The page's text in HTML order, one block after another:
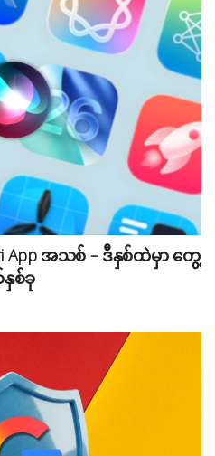
App အသစ် – ဒီနှစ်ထဲမှာ တွေ့
စ်ခု